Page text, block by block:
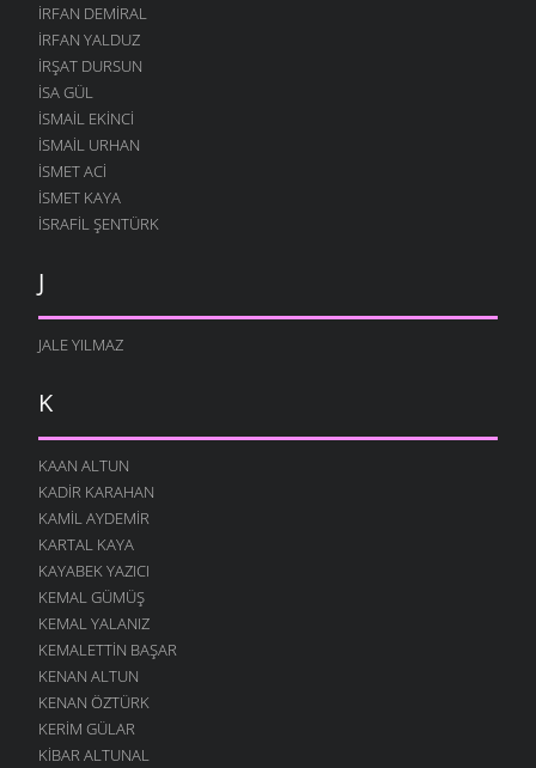
İRFAN DEMIRAL
İRFAN YALDUZ
İRŞAT DURSUN
ISA GÜL
ISMAIL EKINCI
İSMAIL URHAN
İSMET ACI
ISMET KAYA
İSRAFIL ŞENTÜRK
J
JALE YILMAZ
K
KAAN ALTUN
KADIR KARAHAN
KAMIL AYDEMIR
KARTAL KAYA
KAYABEK YAZICI
KEMAL GÜMÜŞ
KEMAL YALANIZ
KEMALETTIN BAŞAR
KENAN ALTUN
KENAN ÖZTÜRK
KERIM GÜLAR
KIBAR ALTUNAL